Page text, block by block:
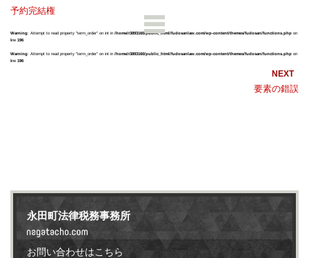
予約完結権
Warning: Attempt to read property "term_order" on int in /home/r3893160/public_html/fudosanlaw.com/wp-content/themes/fudosan/functions.php on
line 196
Warning: Attempt to read property "term_order" on int in /home/r3893160/public_html/fudosanlaw.com/wp-content/themes/fudosan/functions.php on
line 196
要素の錯誤
永田町法律税務事務所
お問い合わせはこちら